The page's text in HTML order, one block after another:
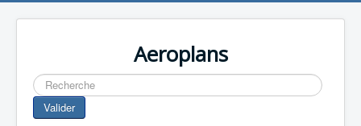
Aeroplans
Rechercher
Valider